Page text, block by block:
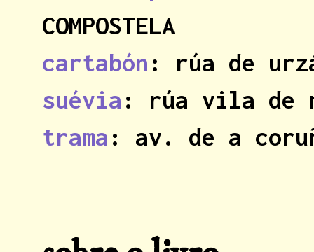
COMPOSTELA
cartabón : rúa de
suévia : rúa vila de
trama : av. de a